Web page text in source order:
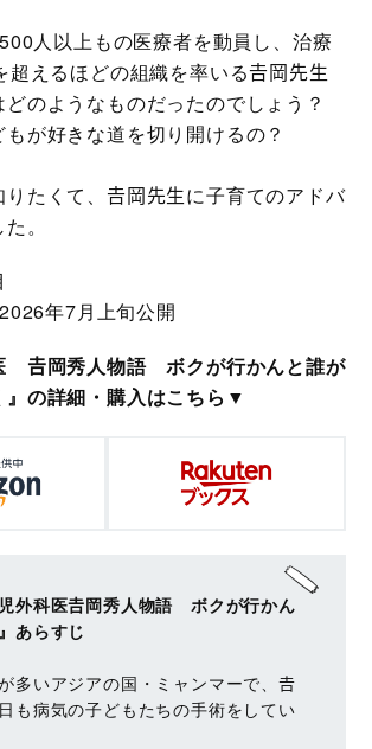
人以上もの医療者を動員し、治療
超えるほどの組織を率いる𠮷岡先生
どのようなものだったのでしょう？
が好きな道を切り開けるの？
たくて、𠮷岡先生に子育てのアドバ
。
年7月上旬公開
𠮷岡秀人物語 ボクが行かんと誰が
』の詳細・購入はこちら▼
外科医𠮷岡秀人物語 ボクが行かん
あらすじ
多いアジアの国・ミャンマーで、𠮷
も病気の子どもたちの手術をしてい